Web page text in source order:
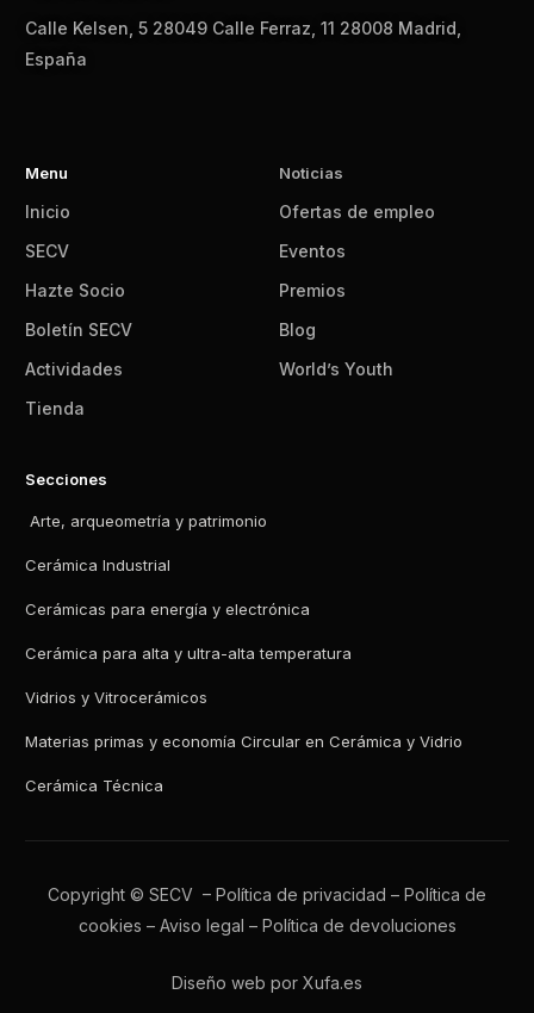
Calle Kelsen, 5 28049 Calle Ferraz, 11 28008 Madrid,
España
Menu
Inicio
SECV
Hazte Socio
Boletín SECV
Actividades
Tienda
Noticias
Ofertas de empleo
Eventos
Premios
Blog
World’s Youth
Secciones
Arte, arqueometría y patrimonio
Cerámica Industrial
Cerámicas para energía y electrónica
Cerámica para alta y ultra-alta temperatura
Vidrios y Vitrocerámicos
Materias primas y economía Circular en Cerámica y Vidrio
Cerámica Técnica
Copyright © SECV – Política de privacidad – Política de
cookies – Aviso legal – Política de devoluciones
Diseño web por Xufa.es